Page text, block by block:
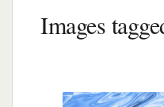
Images